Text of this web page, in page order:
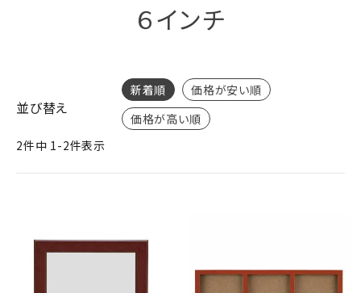
レビューを見る
６インチ
並び替え
新着順
価格が安い順
価格が高い順
2件中 1-2件表示